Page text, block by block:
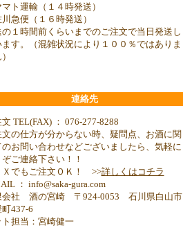
ト運輸（１４時発送）
急便（１６時発送）
の１時間前くらいまでのご注文で当日発送し
ます。（混雑状況により１００％ではありま
連絡先
文 TEL(FAX) ： 076-277-8288
文の仕方が分からない時、疑問点、お酒に関
のお問い合わせなどございましたら、気軽に
ぞご連絡下さい！！
Ｘでもご注文ＯＫ！ >>詳しくはコチラ
： info@saka-gura.com
会社 酒の宮崎 〒924-0053 石川県白山市
437-6
ト担当：宮崎健一